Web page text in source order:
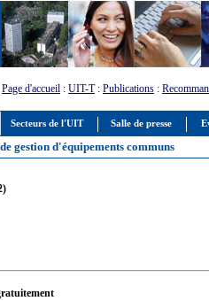
Secteurs de l'UIT Salle de presse
Page d'accueil : UIT-T: Publications :
gestion d'équipements communs